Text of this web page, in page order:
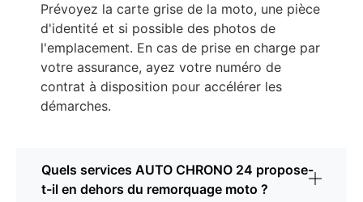
Prévoyez la carte grise de la moto, une pièce
d'identité et si possible des photos de
l'emplacement. En cas de prise en charge par
votre assurance, ayez votre numéro de
contrat à disposition pour accélérer les
démarches.
Quels services AUTO CHRONO 24 propose-
t-il en dehors du remorquage moto ?